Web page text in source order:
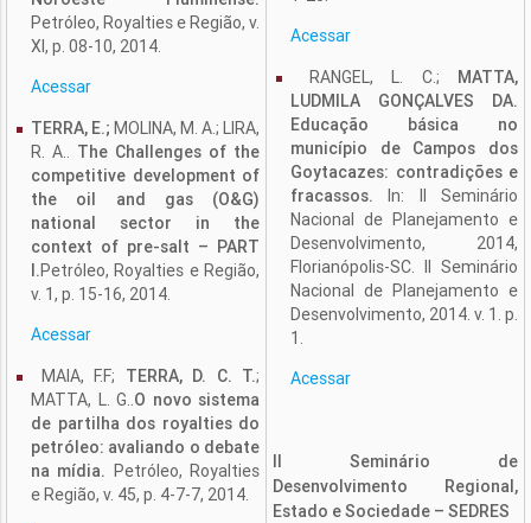
Petróleo, Royalties e Região, v.
XI, p. 08-10, 2014.
Acessar
TERRA, E.; MOLINA, M. A.; LIRA,
R. A.. The Challenges of the
competitive development of
the oil and gas (O&G)
national sector in the
context of pre-salt – PART
I.Petróleo, Royalties e Região,
v. 1, p. 15-16, 2014.
Acessar
MAIA, F.F; TERRA, D. C. T.;
MATTA, L. G..O novo sistema
de partilha dos royalties do
petróleo: avaliando o debate
na mídia. Petróleo, Royalties
e Região, v. 45, p. 4-7-7, 2014.
Acessar
RANGEL, L. C.; MATTA,
LUDMILA GONÇALVES DA.
Educação básica no
município de Campos dos
Goytacazes: contradições e
fracassos. In: II Seminário
Nacional de Planejamento e
Desenvolvimento, 2014,
Florianópolis-SC. II Seminário
Nacional de Planejamento e
Desenvolvimento, 2014. v. 1. p.
1.
Acessar
II Seminário de
Desenvolvimento Regional,
Estado e Sociedade – SEDRES